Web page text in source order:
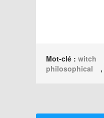
Mot-clé : witch
philosophical
,